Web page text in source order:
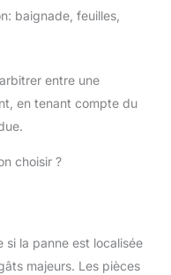
baignade, feuilles,
entre une
en tenant compte du
choisir ?
si la panne est localisée
majeurs. Les pièces